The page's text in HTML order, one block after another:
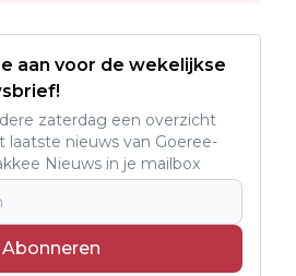
aan voor de wekelijkse
zaterdag een overzicht
laatste nieuws van Goeree-
Nieuws in je mailbox
Abonneren